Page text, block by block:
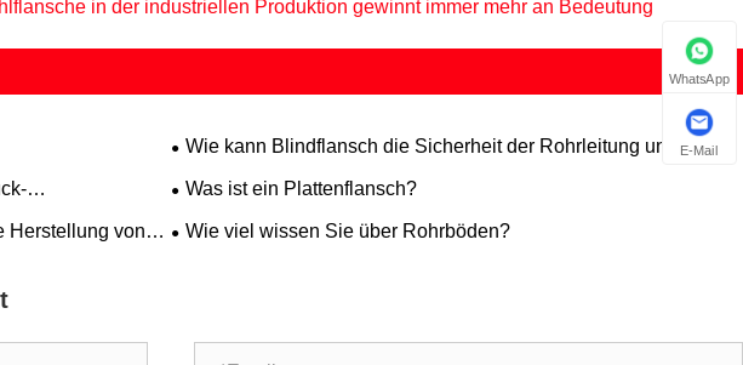
in der industriellen Produktion gewinnt immer mehr an Bedeutung
Wie kann Blindflansch die Sicherheit der Rohrleitung und eine
einfache Wartung gewährleisten?
Was ist ein Plattenflansch?
Herstellung von
Wie viel wissen Sie über Rohrböden?
WhatsApp
E-Mail